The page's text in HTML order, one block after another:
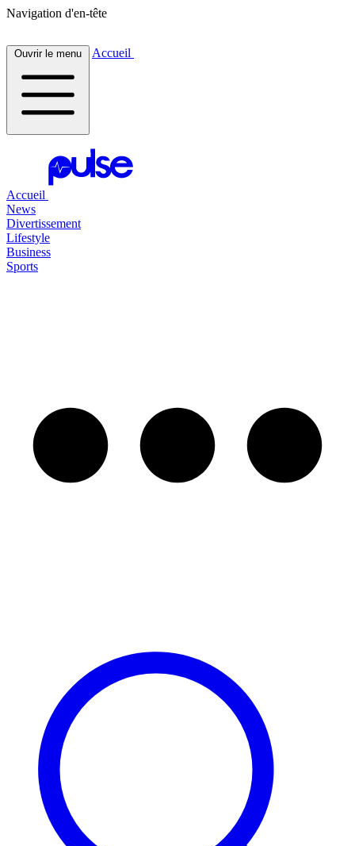
Navigation d'en-tête
Ouvrir le menu Accueil
Accueil
News
Divertissement
Lifestyle
Business
Sports